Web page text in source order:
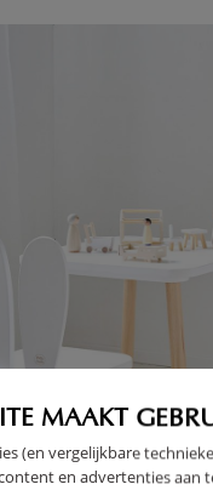
MAAKT
(en vergelijkbare
en advertenties aan